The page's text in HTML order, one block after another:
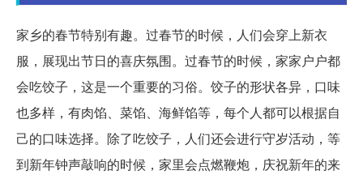
家乡的春节特别有趣。过春节的时候，人们会穿上新衣
服，展现出节日的喜庆氛围。过春节的时候，家家户户都
会吃饺子，这是一个重要的习俗。饺子的形状各异，口味
也多样，有肉馅、菜馅、海鲜馅等，每个人都可以根据自
己的口味选择。除了吃饺子，人们还会进行守岁活动，等
到新年钟声敲响的时候，家里会点燃鞭炮，庆祝新年的来